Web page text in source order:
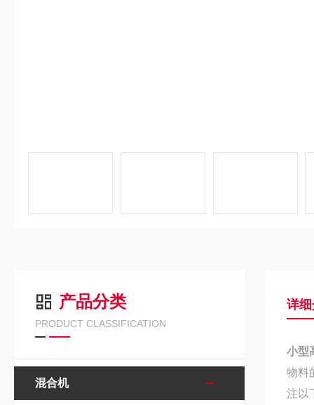
产品分类
PRODUCT CLASSIFICATION
混合机
详
小型
物料
注以